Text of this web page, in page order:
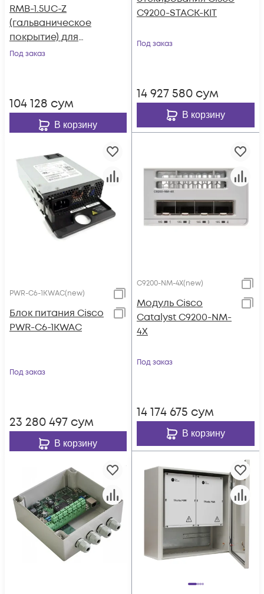
RMB-1.5UC-Z
(гальваническое
покрытие) для
коммутаторов
Под заказ
104 128 сум
В корзину
C9200-STACK-KIT
Под заказ
14 927 580 сум
В корзину
PWR-C6-1KWAC(new)
Блок питания Cisco
PWR-C6-1KWAC
Под заказ
23 280 497 сум
В корзину
C9200-NM-4X(new)
Модуль Cisco
Catalyst C9200-NM-
4X
Под заказ
14 174 675 сум
В корзину